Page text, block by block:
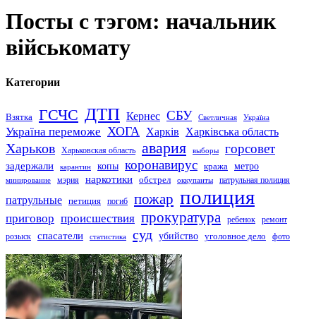
Посты с тэгом: начальник
військомату
Категории
Взятка ГСЧС ДТП Кернес СБУ Светличная Україна
Україна переможе ХОГА Харків Харківська область
Харьков Харьковская область авария выборы горсовет
задержали карантин копы коронавирус кража метро
минирование мэрия наркотики обстрел оккупанты патрульная полиция
патрульные петиция погиб пожар полиция
приговор происшествия прокуратура ребенок
ремонт
розыск
спасатели статистика суд убийство уголовное дело фото